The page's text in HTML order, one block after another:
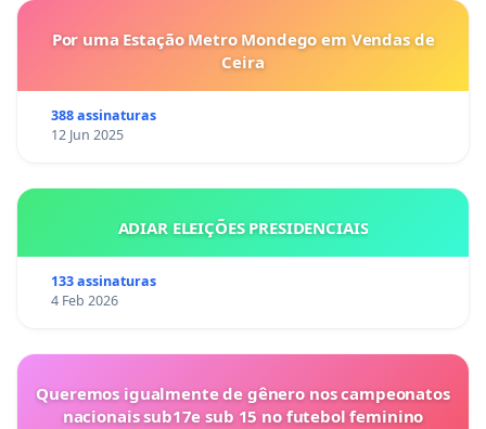
Por uma Estação Metro Mondego em Vendas de
Ceira
388 assinaturas
12 Jun 2025
ADIAR ELEIÇÕES PRESIDENCIAIS
133 assinaturas
4 Feb 2026
Queremos igualmente de gênero nos campeonatos
nacionais sub17e sub 15 no futebol feminino